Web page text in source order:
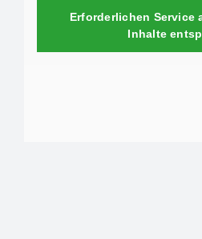
Erforderlichen Service
Inhalte